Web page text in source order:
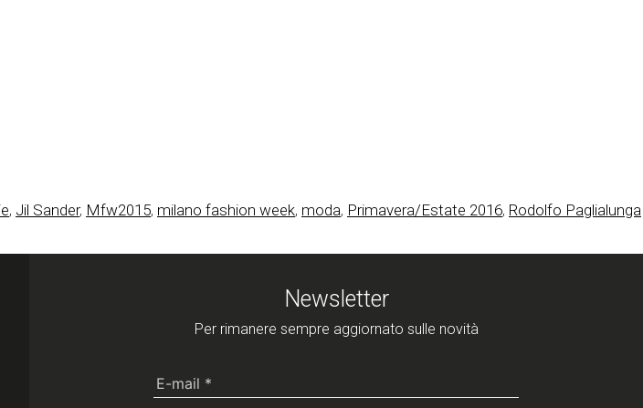
, Jil Sander, Mfw2015, milano fashion week, moda, Primavera/Estate 2016, Rodolfo Paglialunga
Newsletter
Per rimanere sempre aggiornato sulle novità